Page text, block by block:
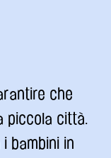
che
città.
bambini in